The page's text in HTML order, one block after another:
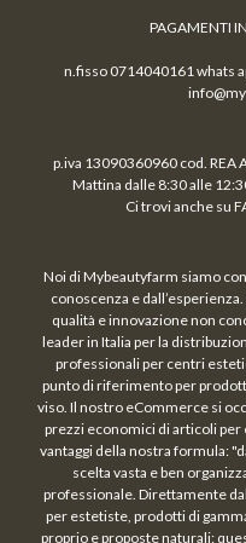
PAGAMENTI
n.fisso 0714040161 whats
p.iva 13090360960 cod. REA
Mattina dalle 8:30 alle
Ci trovi anche su
Noi di Mybeautyfarm siamo
conoscenza e
qualità e innovazione non
leader in Italia per la
professionali per centri
punto di riferimento per
viso. Il nostro eCommerce si
prezzi economici di articoli per
vantaggi della nostra formula:
scelta vasta e ben
professionale. Direttamente
per estetiste, prodotti di
proprio e proposte naturali: